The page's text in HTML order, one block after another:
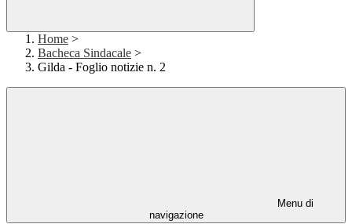
Home >
Bacheca Sindacale >
Gilda - Foglio notizie n. 2
Menu di
navigazione